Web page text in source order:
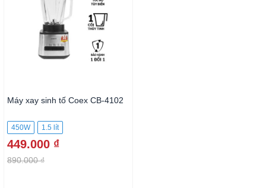
Máy xay sinh tố Coex CB-4102
450W 1.5 lít
449.000 ₫
890.000 ₫